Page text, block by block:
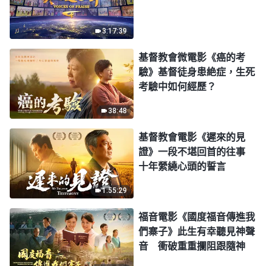
3:17:39
38:48
基督教會微電影《癌的考
驗》基督徒身患絶症，生死
考驗中如何經歷？
1:55:29
基督教會電影《遲來的見
證》一段不堪回首的往事
十年縈繞心頭的誓言
福音電影《國度福音傳進我
們寨子》此生有幸聽見神聲
音 衝破重重攔阻跟隨神